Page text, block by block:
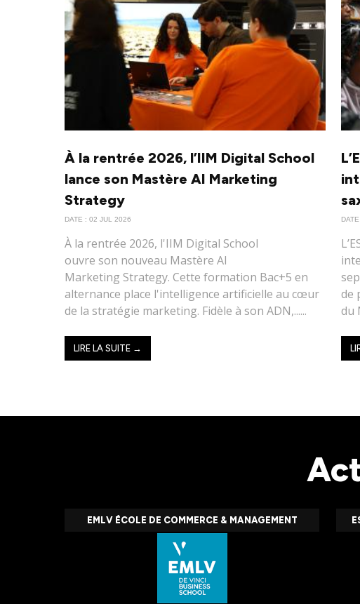
À la rentrée 2026, l’IIM Digital School
lance son Mastère AI Marketing
Strategy
DATE : 02 JUL 2026
À la rentrée 2026, l'IIM Digital School
ouvre son nouveau Mastère AI
Marketing Strategy. Cette formation Bac+5 en
alternance place l'intelligence artificielle au cœur
de la stratégie marketing. Fidèle à son ADN,......
LIRE LA SUITE →
de
du
EMLV ÉCOLE DE COMMERCE & MANAGEMENT